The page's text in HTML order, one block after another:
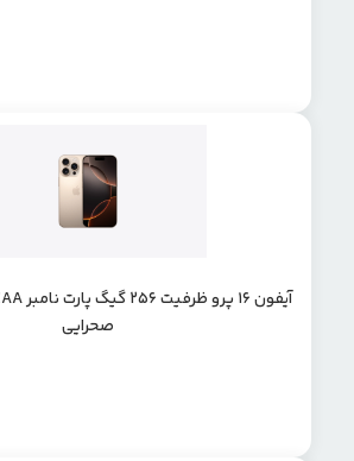
صحرایی